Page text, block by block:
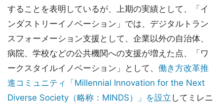
することを表明しているが、上期の実績として、「イ
ンダストリーイノベーション」では、デジタルトラン
スフォーメーション支援として、企業以外の自治体、
病院、学校などの公共機関への支援が増えた点、「ワ
ークスタイルイノベーション」として、 働き方改革推
進コミュニティ「Millennial Innovation for the Next
Diverse Society（略称：MINDS）」を設立 してミレニ